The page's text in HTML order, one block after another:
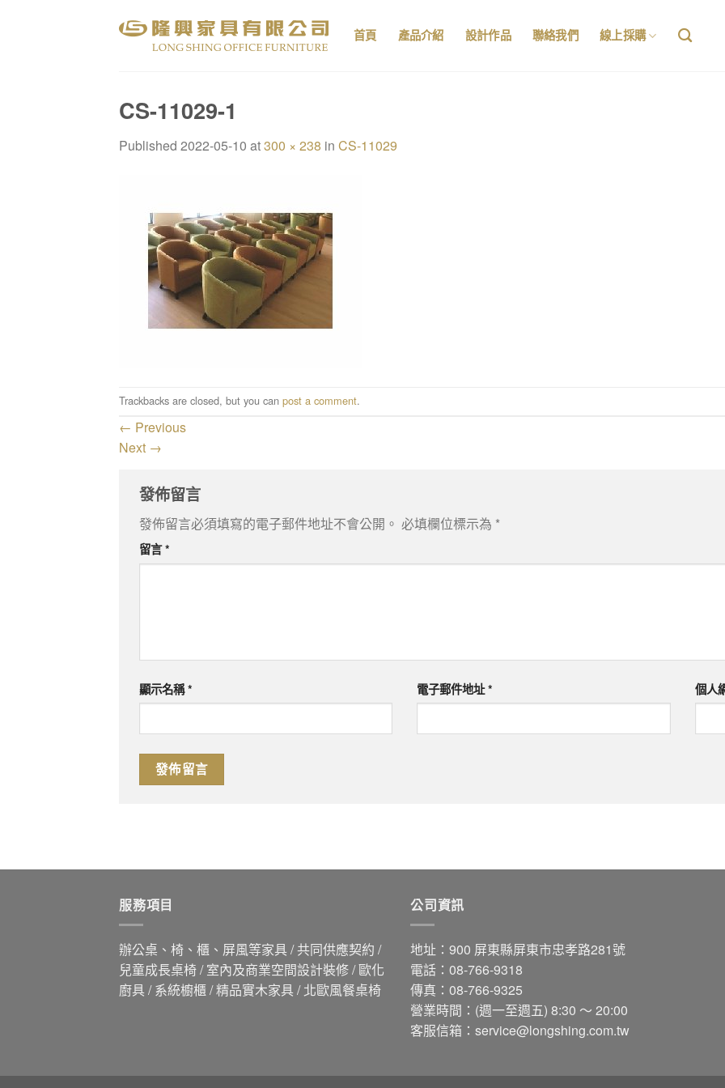
首頁 產品介紹 設計作品 聯絡我們 線上採購
CS-11029-1
Published 2022-05-10 at300 × 238 in CS-11029
Trackbacks are closed, but you can post a comment.
← Previous
Next →
發佈留言
發佈留言必須填寫的電子郵件地址不會公開。 必填欄位標示為 *
留言*
顯示名稱* 電子郵件地址* 個人
服務項目
辦公桌、椅、櫃、屏風等家具 / 共同供應契約 /
兒童成長桌椅 / 室內及商業空間設計裝修 / 歐化
廚具 / 系統櫥櫃 / 精品實木家具 / 北歐風餐桌椅
公司資訊
地址：900 屏東縣屏東市忠孝路281號
電話：08-766-9318
傳真：08-766-9325
營業時間：(週一至週五) 8:30 ～ 20:00
客服信箱： service@longshing.com.tw